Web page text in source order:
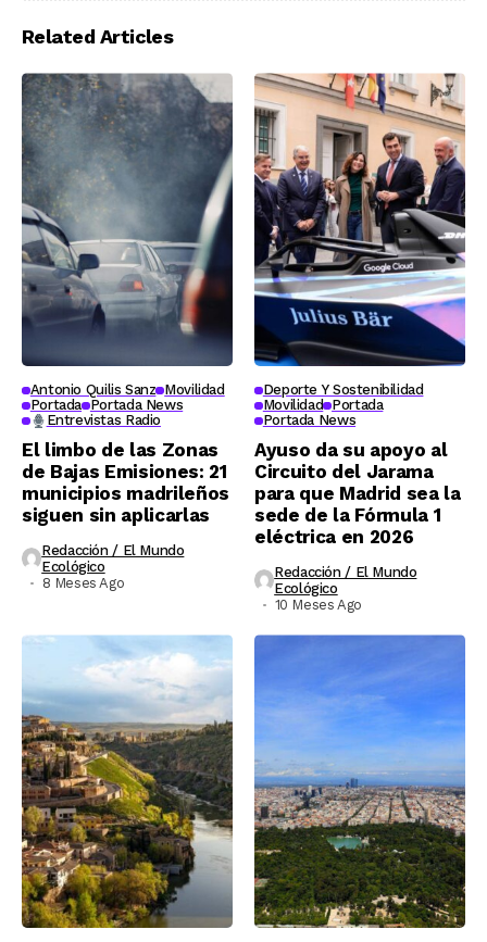
competitividad
Related Articles
Antonio Quilis Sanz Movilidad
Portada Portada News
Entrevistas Radio
El limbo de las Zonas
de Bajas Emisiones: 21
municipios madrileños
siguen sin aplicarlas
Redacción / El Mundo
Ecológico
8 Meses Ago
Deporte Y Sostenibilidad
Movilidad Portada
Portada News
Ayuso da su apoyo al
Circuito del Jarama
para que Madrid sea la
sede de la Fórmula 1
eléctrica en 2026
Redacción / El Mundo
Ecológico
10 Meses Ago